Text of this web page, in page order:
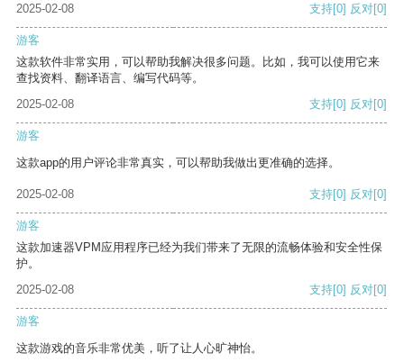
2025-02-08 支持[0] 反对[0]
游客
这款软件非常实用，可以帮助我解决很多问题。比如，我可以使用它来
查找资料、翻译语言、编写代码等。
2025-02-08
支持[0] 反对[0]
游客
这款app的用户评论非常真实，可以帮助我做出更准确的选择。
2025-02-08 支持[0] 反对[0]
游客
这款加速器VPM应用程序已经为我们带来了无限的流畅体验和安全性保
护。
2025-02-08
支持[0] 反对[0]
游客
这款游戏的音乐非常优美，听了让人心旷神怡。